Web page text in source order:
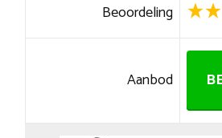
Beoordeling
Aanbod